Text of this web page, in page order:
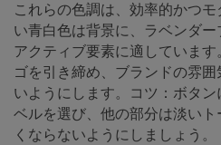
これらの色調は、効率的かつ
い青白色は背景に、ラベンダ
アクティブ要素に適していま
ゴを引き締め、ブランドの雰
いようにします。コツ：ボタ
ベルを選び、他の部分は淡い
くならないようにしましょう。